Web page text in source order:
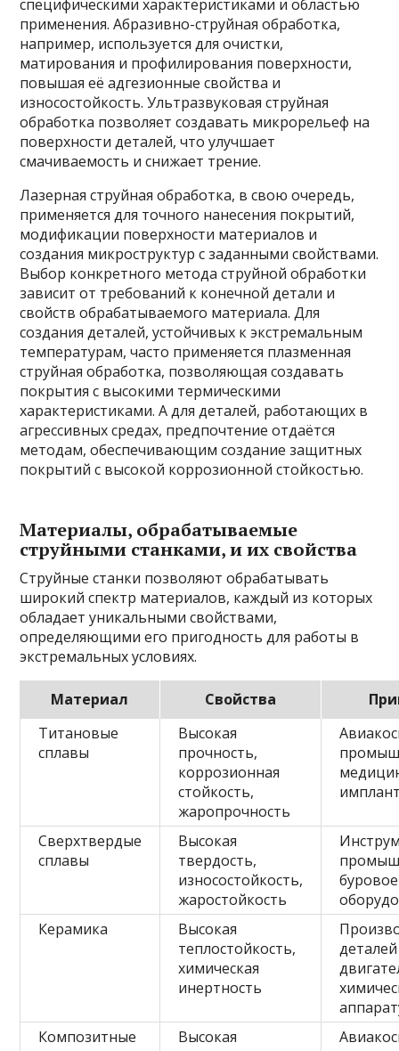
специфическими характеристиками и областью
применения. Абразивно-струйная обработка,
например, используется для очистки,
матирования и профилирования поверхности,
повышая её адгезионные свойства и
износостойкость. Ультразвуковая струйная
обработка позволяет создавать микрорельеф на
поверхности деталей, что улучшает
смачиваемость и снижает трение.
Лазерная струйная обработка, в свою очередь,
применяется для точного нанесения покрытий,
модификации поверхности материалов и
создания микроструктур с заданными свойствами.
Выбор конкретного метода струйной обработки
зависит от требований к конечной детали и
свойств обрабатываемого материала. Для
создания деталей, устойчивых к экстремальным
температурам, часто применяется плазменная
струйная обработка, позволяющая создавать
покрытия с высокими термическими
характеристиками. А для деталей, работающих в
агрессивных средах, предпочтение отдаётся
методам, обеспечивающим создание защитных
покрытий с высокой коррозионной стойкостью.
Материалы, обрабатываемые
струйными станками, и их свойства
Струйные станки позволяют обрабатывать
широкий спектр материалов, каждый из которых
обладает уникальными свойствами,
определяющими его пригодность для работы в
экстремальных условиях.
Материал Свойства
Титановые
сплавы
Высокая
прочность,
коррозионная
стойкость,
жаропрочность
Сверхтвердые
сплавы
Высокая
твердость,
износостойкость,
жаростойкость
буровое
Керамика
Высокая
теплостойкость,
химическая
инертность
Композитные
Высокая